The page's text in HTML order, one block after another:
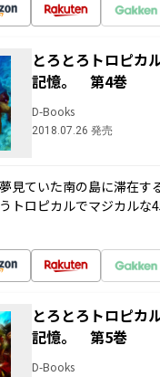
とろとろトロピカ
記憶。 第4巻
D-Books
2018.07.26 発売
見ていた南の島に滞在す
トロピカルでマジカルな
とろとろトロピカ
記憶。 第5巻
D-Books